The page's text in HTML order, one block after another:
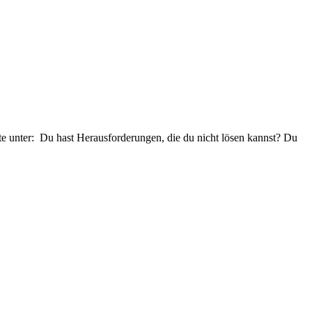
unter: Du hast Herausforderungen, die du nicht lösen kannst? Du